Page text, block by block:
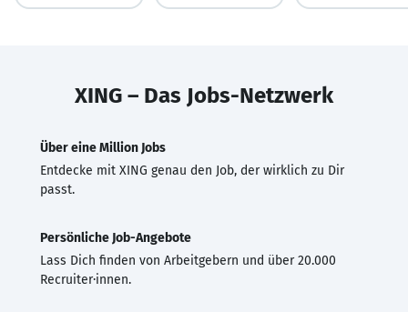
XING – Das Jobs-Netzwerk
Über eine Million Jobs
Entdecke mit XING genau den Job, der wirklich zu Dir
passt.
Persönliche Job-Angebote
Lass Dich finden von Arbeitgebern und über 20.000
Recruiter·innen.